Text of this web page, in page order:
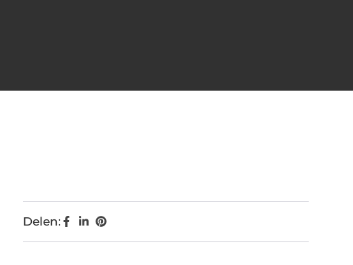
Delen: